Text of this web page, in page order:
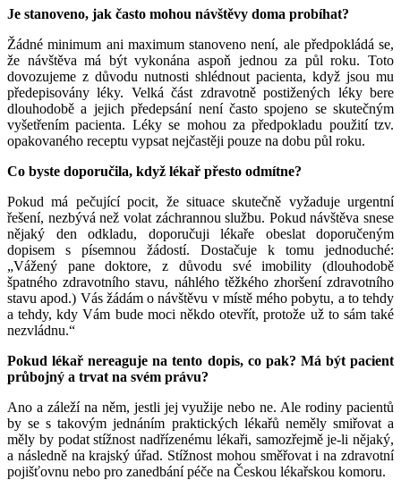
Je stanoveno, jak často mohou návštěvy doma probíhat?
Žádné minimum ani maximum stanoveno není, ale předpokládá se,
že návštěva má být vykonána aspoň jednou za půl roku. Toto
dovozujeme z důvodu nutnosti shlédnout pacienta, když jsou mu
předepisovány léky. Velká část zdravotně postižených léky bere
dlouhodobě a jejich předepsání není často spojeno se skutečným
vyšetřením pacienta. Léky se mohou za předpokladu použití tzv.
opakovaného receptu vypsat nejčastěji pouze na dobu půl roku.
Co byste doporučila, když lékař přesto odmítne?
Pokud má pečující pocit, že situace skutečně vyžaduje urgentní
řešení, nezbývá než volat záchrannou službu. Pokud návštěva snese
nějaký den odkladu, doporučuji lékaře obeslat doporučeným
dopisem s písemnou žádostí. Dostačuje k tomu jednoduché:
„Vážený pane doktore, z důvodu své imobility (dlouhodobě
špatného zdravotního stavu, náhlého těžkého zhoršení zdravotního
stavu apod.) Vás žádám o návštěvu v místě mého pobytu, a to tehdy
a tehdy, kdy Vám bude moci někdo otevřít, protože už to sám také
nezvládnu.“
Pokud lékař nereaguje na tento dopis, co pak? Má být pacient
průbojný a trvat na svém právu?
Ano a záleží na něm, jestli jej využije nebo ne. Ale rodiny pacientů
by se s takovým jednáním praktických lékařů neměly smiřovat a
měly by podat stížnost nadřízenému lékaři, samozřejmě je-li nějaký,
a následně na krajský úřad. Stížnost mohou směřovat i na zdravotní
pojišťovnu nebo pro zanedbání péče na Českou lékařskou komoru.